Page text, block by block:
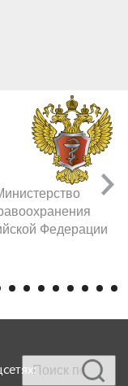
Федерации